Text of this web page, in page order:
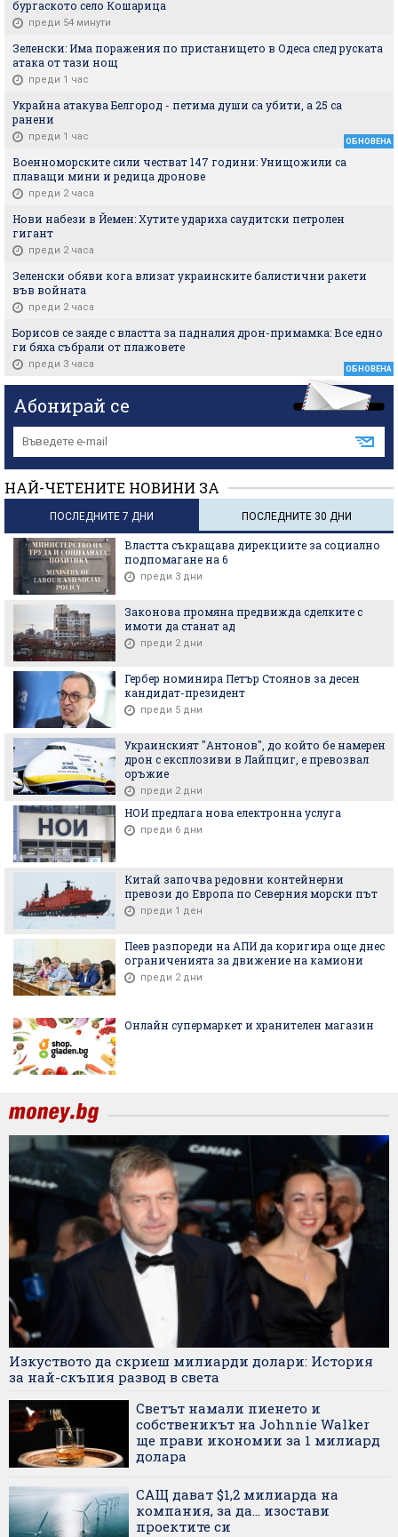
бургаското село Кошарица
преди 54 минути
Зеленски: Има поражения по пристанището в Одеса след руската
атака от тази нощ
преди 1 час
Украйна атакува Белгород - петима души са убити, а 25 са
ранени
преди 1 час ОБНОВЕНА
Военноморските сили честват 147 години: Унищожили са
плаващи мини и редица дронове
преди 2 часа
Нови набези в Йемен: Хутите удариха саудитски петролен
гигант
преди 2 часа
Зеленски обяви кога влизат украинските балистични ракети
във войната
преди 2 часа
Борисов се заяде с властта за падналия дрон-примамка: Все едно
ги бяха събрали от плажовете
преди 3 часа ОБНОВЕНА
Абонирай се
НАЙ-ЧЕТЕНИТЕ НОВИНИ ЗА
ПОСЛЕДНИТЕ 7 ДНИ ПОСЛЕДНИТЕ 30 ДНИ
Властта съкращава дирекциите за социално
подпомагане на 6
преди 3 дни
Законова промяна предвижда сделките с
имоти да станат ад
преди 2 дни
Гербер номинира Петър Стоянов за десен
кандидат-президент
преди 5 дни
Украинският "Антонов", до който бе намерен
дрон с експлозиви в Лайпциг, е превозвал
оръжие
преди 2 дни
НОИ предлага нова електронна услуга
преди 6 дни
Китай започва редовни контейнерни
превози до Европа по Северния морски път
преди 1 ден
Пеев разпореди на АПИ да коригира още днес
ограниченията за движение на камиони
преди 2 дни
Онлайн супермаркет и хранителен магазин
Изкуството да скриеш милиарди долари: История
за най-скъпия развод в света
Светът намали пиенето и
собственикът на Johnnie Walker
ще прави икономии за 1 милиард
долара
САЩ дават $1,2 милиарда на
компания, за да... изостави
проектите си